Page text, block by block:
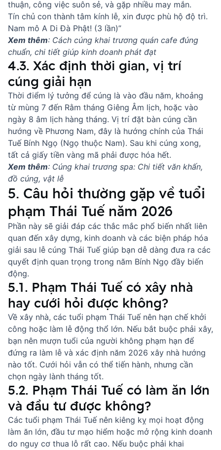
thuận, công việc suôn sẻ, và gặp nhiều may mắn.
Tín chủ con thành tâm kính lễ, xin được phù hộ độ trì.
Nam mô A Di Đà Phật! (3 lần)”
Xem thêm: Cách cúng khai trương quán cafe đúng
chuẩn, chi tiết giúp kinh doanh phát đạt
4.3. Xác định thời gian, vị trí
cúng giải hạn
Thời điểm lý tưởng để cúng là vào đầu năm, khoảng
từ mùng 7 đến Rằm tháng Giêng Âm lịch, hoặc vào
ngày 8 âm lịch hàng tháng. Vị trí đặt bàn cúng cần
hướng về Phương Nam, đây là hướng chính của Thái
Tuế Bính Ngọ (Ngọ thuộc Nam). Sau khi cúng xong,
tất cả giấy tiền vàng mã phải được hóa hết.
Xem thêm: Cúng khai trương spa: Chi tiết văn khấn,
đồ cúng, vật lễ
5. Câu hỏi thường gặp về tuổi
phạm Thái Tuế năm 2026
Phần này sẽ giải đáp các thắc mắc phổ biến nhất liên
quan đến xây dựng, kinh doanh và các biện pháp hóa
giải sau lễ cúng Thái Tuế giúp bạn dễ dàng đưa ra các
quyết định quan trọng trong năm Bính Ngọ đầy biến
động.
5.1. Phạm Thái Tuế có xây nhà
hay cưới hỏi được không?
Về xây nhà, các tuổi phạm Thái Tuế nên hạn chế khởi
công hoặc làm lễ động thổ lớn. Nếu bắt buộc phải xây,
bạn nên mượn tuổi của người không phạm hạn để
đứng ra làm lễ và xác định năm 2026 xây nhà hướng
nào tốt. Cưới hỏi vẫn có thể tiến hành, nhưng cần
chọn ngày lành tháng tốt.
5.2. Phạm Thái Tuế có làm ăn lớn
và đầu tư được không?
Các tuổi phạm Thái Tuế nên kiêng kỵ mọi hoạt động
làm ăn lớn, đầu tư mạo hiểm hoặc mở rộng kinh doanh
do nguy cơ thua lỗ rất cao. Nếu buộc phải khai